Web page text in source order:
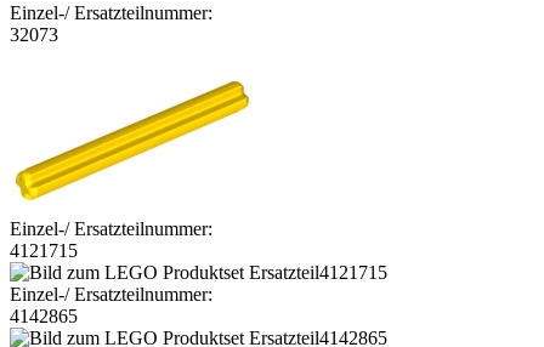
Einzel-/ Ersatzteilnummer:
32073
Einzel-/ Ersatzteilnummer:
4121715
Einzel-/ Ersatzteilnummer:
4142865